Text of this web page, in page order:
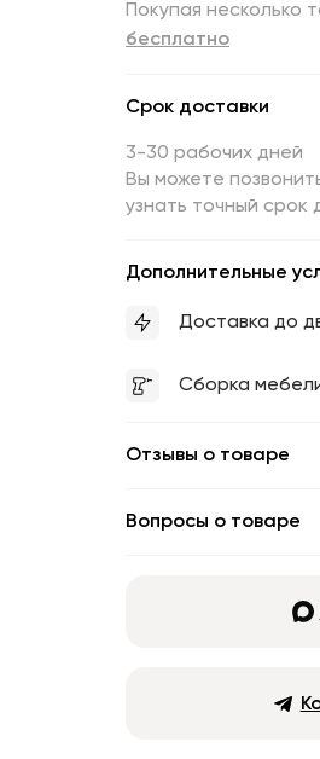
Покупая несколько
бесплатно
Срок доставки
3-30 рабочих дней
Вы можете
узнать точный срок
Дополнительные
Доставка до
Сборка
Отзывы о товаре
Вопросы о товаре